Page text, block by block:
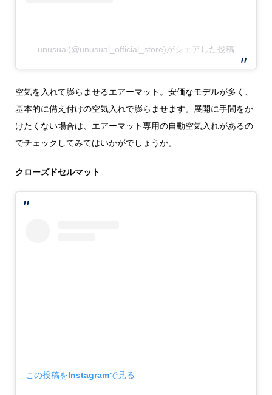
unusual(@unusual_official_store)がシェアした投稿
空気を入れて膨らませるエアーマット。安価なモデルが多く、
基本的に備え付けの空気入れで膨らませます。展開に手間をか
けたくない場合は、エアーマット専用の自動空気入れがあるの
でチェックしてみてはいかがでしょうか。
クローズドセルマット
この投稿をInstagramで見る